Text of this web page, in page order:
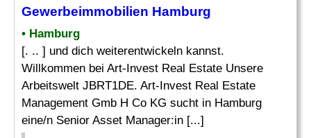
Gewerbeimmobilien Hamburg
• Hamburg
[. .. ] und dich weiterentwickeln kannst.
Willkommen bei Art-Invest Real Estate Unsere
Arbeitswelt JBRT1DE. Art-Invest Real Estate
Management Gmb H Co KG sucht in Hamburg
eine/n Senior Asset Manager:in [...]